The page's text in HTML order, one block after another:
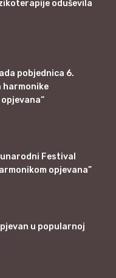
oduševila
pobjednica 6.
harmonike
Festival
opjevana”
u popularnoj